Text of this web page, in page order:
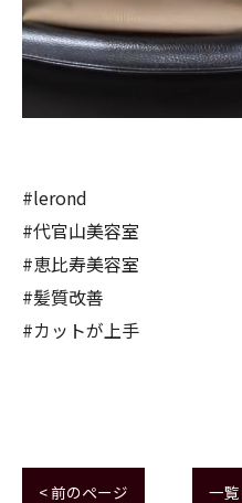
#lerond
#代官山美容室
#恵比寿美容室
#髪質改善
#カットが上手
< 前のページ 一